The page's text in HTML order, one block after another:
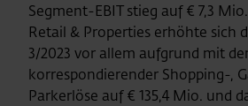
Segment-EBIT stieg auf € 7,3
Retail & Properties erhöhte sich
3/2023 vor allem aufgrund mit
korrespondierender Shopping-,
Parkerlöse auf € 135,4 Mio. und